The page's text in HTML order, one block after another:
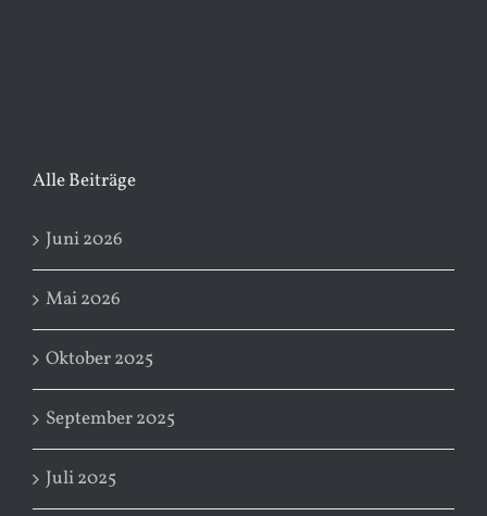
Alle Beiträge
Juni 2026
Mai 2026
Oktober 2025
September 2025
Juli 2025